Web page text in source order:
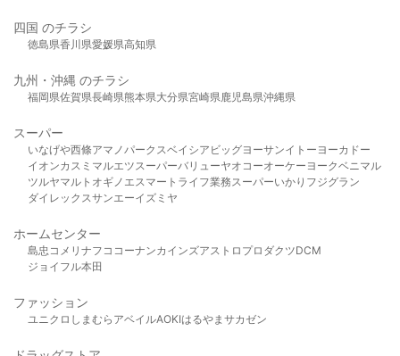
四国 のチラシ
徳島県香川県愛媛県高知県
九州・沖縄 のチラシ
福岡県佐賀県長崎県熊本県大分県宮崎県鹿児島県沖縄県
スーパー
いなげや西條アマノパークスベイシア ビッグヨーサンイトーヨーカドー
イオンカスミ マルエツスーパーバリューヤオコーオーケー ヨークベニマル
ツルヤマルト オギノ エスマート ライフ業務スーパーいかり フジグラン
ダイレックスサンエーイズミヤ
ホームセンター
島忠 コメリ ナフコ コーナンカインズアストロプロダクツDCM
ジョイフル本田
ファッション
ユニクロ しまむら アベイルAOKIはるやま サカゼン